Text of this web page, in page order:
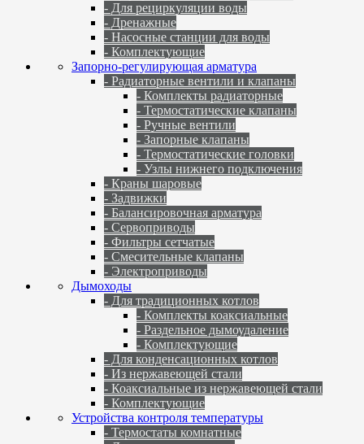
- Для рециркуляции воды
- Дренажные
- Насосные станции для воды
- Комплектующие
Запорно-регулирующая арматура
- Радиаторные вентили и клапаны
- Комплекты радиаторные
- Термостатические клапаны
- Ручные вентили
- Запорные клапаны
- Термостатические головки
- Узлы нижнего подключения
- Краны шаровые
- Задвижки
- Балансировочная арматура
- Сервоприводы
- Фильтры сетчатые
- Смесительные клапаны
- Электроприводы
Дымоходы
- Для традиционных котлов
- Комплекты коаксиальные
- Раздельное дымоудаление
- Комплектующие
- Для конденсационных котлов
- Из нержавеющей стали
- Коаксиальные из нержавеющей стали
- Комплектующие
Устройства контроля температуры
- Термостаты комнатные